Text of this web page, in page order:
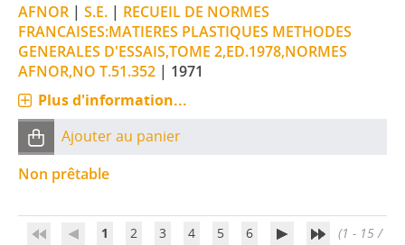
AFNOR | S.E. | RECUEIL DE NORMES
FRANCAISES:MATIERES PLASTIQUES METHODES
GENERALES D'ESSAIS,TOME 2,ED.1978,NORMES
AFNOR,NO T.51.352 | 1971
Plus d'information...
Ajouter au panier
Non prêtable
1 2 3 4 5 6
(1 - 15 /